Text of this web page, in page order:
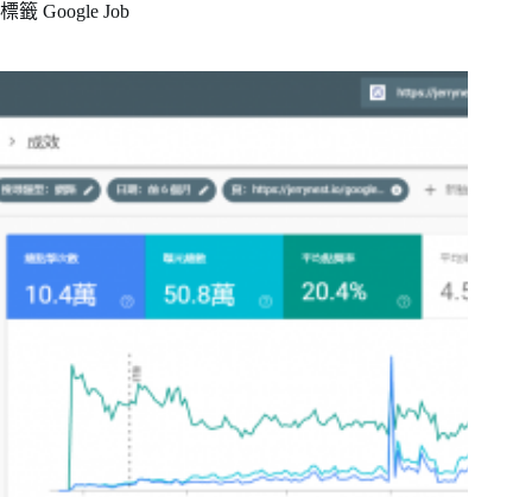
標籤 Google Job